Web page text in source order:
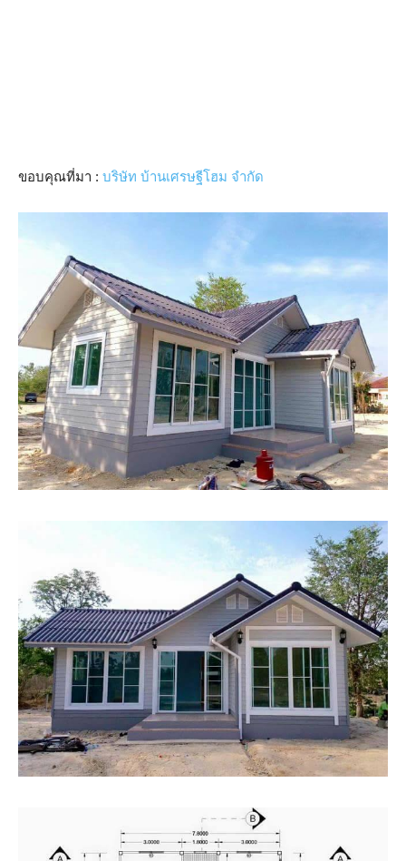
ขอบคุณที่มา : บริษัท บ้านเศรษฐีโฮม จำกัด